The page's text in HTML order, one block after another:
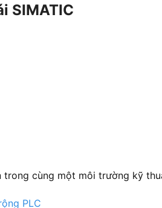
SIMATIC
cùng một môi trường kỹ
PLC